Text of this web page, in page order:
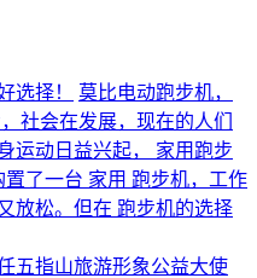
莫比电动跑步机，
社会在发展，现在的人们
运动日益兴起， 家用跑步
了一台 家用 跑步机，工作
放松。但在 跑步机的选择